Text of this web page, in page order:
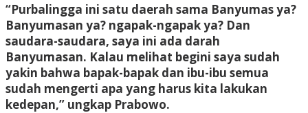
“Purbalingga ini satu daerah sama Banyumas ya?
Banyumasan ya? ngapak-ngapak ya? Dan
saudara-saudara, saya ini ada darah
Banyumasan. Kalau melihat begini saya sudah
yakin bahwa bapak-bapak dan ibu-ibu semua
sudah mengerti apa yang harus kita lakukan
kedepan,” ungkap Prabowo.